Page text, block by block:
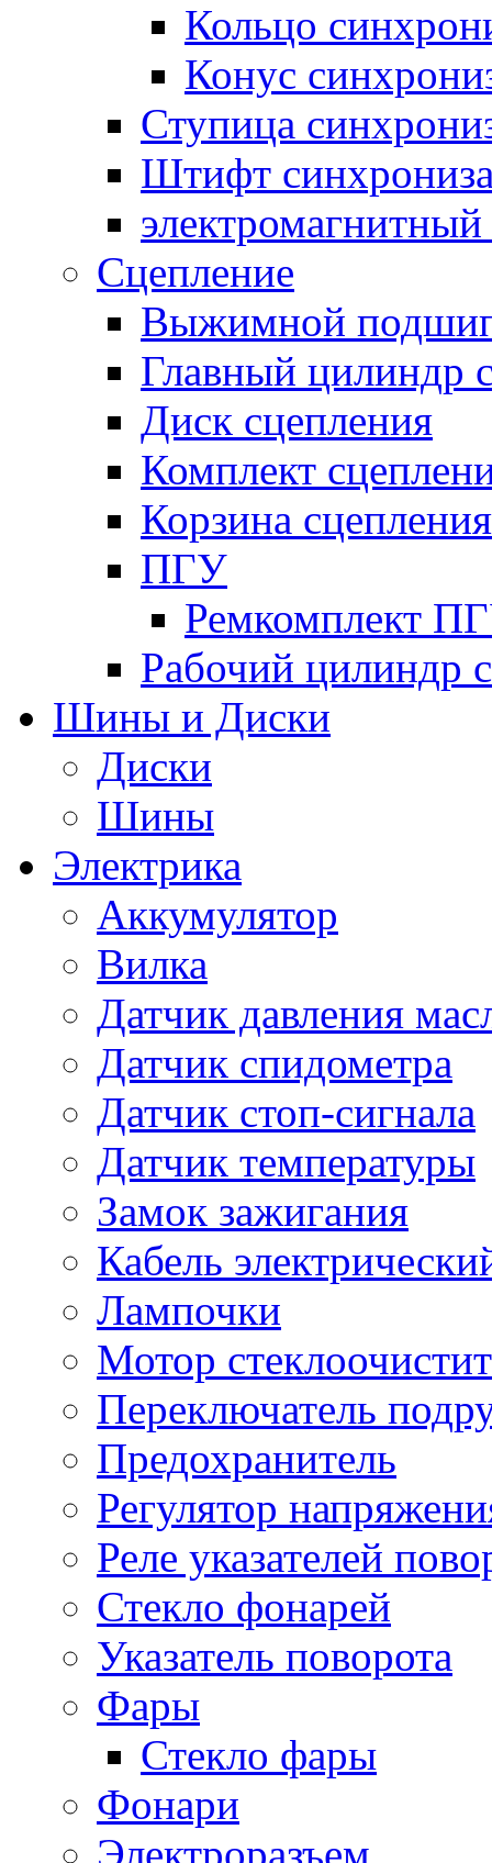
Кольцо
Конус
Ступица
Штифт
электромагнитный
Сцепление
Выжимной
Главный цилиндр
Диск сцепления
Комплект
Корзина сцепления
ПГУ
Ремкомплект
Рабочий цилиндр
Шины и Диски
Диски
Шины
Электрика
Аккумулятор
Вилка
Датчик давления
Датчик спидометра
Датчик стоп-сигнала
Датчик температуры
Замок зажигания
Кабель
Лампочки
Мотор
Переключатель
Предохранитель
Регулятор
Реле указателей
Стекло фонарей
Указатель поворота
Фары
Стекло фары
Фонари